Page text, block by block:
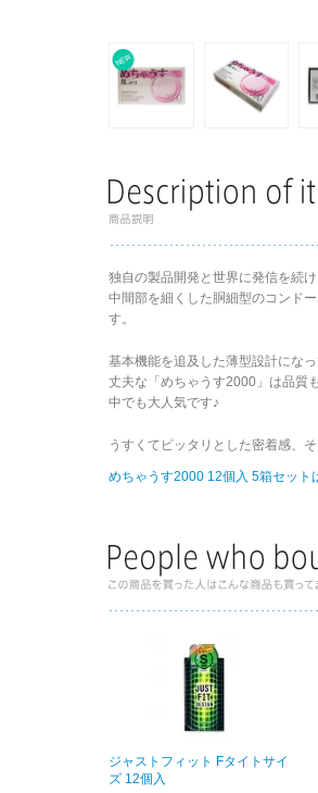
独自の製品開発と世界に発信を続
中間部を細くした胴細型のコンド
す。
基本機能を追及した薄型設計にな
丈夫な「めちゃうす2000」は品質
中でも大人気です♪
うすくてピッタリとした密着感、
めちゃうす2000 12個入 5箱セット
ジャストフィット Fタイトサイ
ズ 12個入